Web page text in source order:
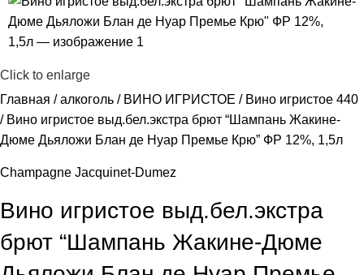
Click to enlarge
Главная
алкоголь ВИНО ИГРИСТОЕ
Вино игристое 440
Вино игристое выд.бел.экстра брют “Шампань Жакине-
Дюме Дьяложи Блан де Нуар Премье Крю” ФР 12%, 1,5л
Champagne Jacquinet-Dumez
Вино игристое выд.бел.экстра
брют “Шампань Жакине-Дюме